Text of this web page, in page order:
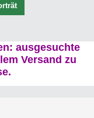
ausgesuchte
Versand zu